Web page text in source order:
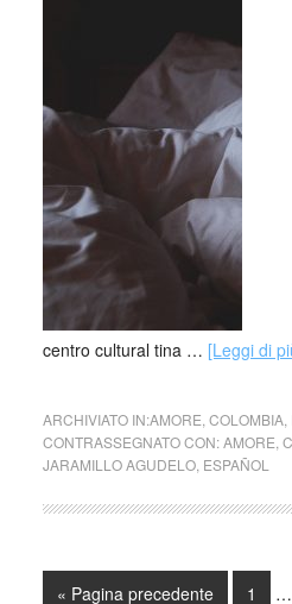
centro cultural tina … [Leggi di
ARCHIVIATO IN:AMORE COLOMBIA,
CONTRASSEGNATO CON:AMORE
JARAMILLO AGUDELO, ESPAÑOL
« Pagina precedente 1 …